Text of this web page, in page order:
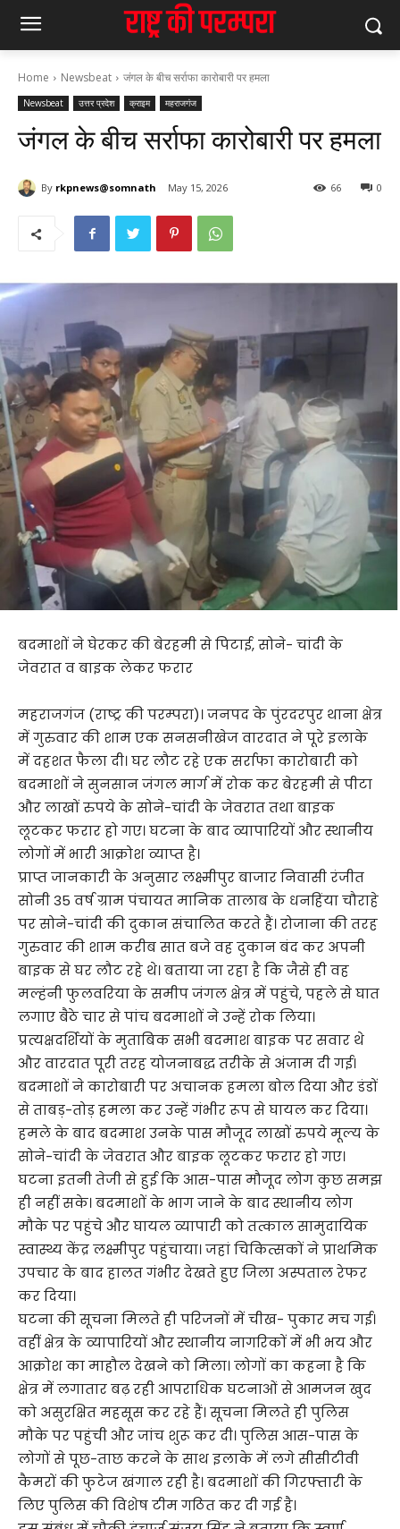
Home Newsbeat जंगल के बीच सर्राफा कारोबारी पर हमला
Newsbeat उत्तर प्रदेश क्राइम महराजगंज
जंगल के बीच सर्राफा कारोबारी पर हमला
By rkpnews@somnath May 15, 2026 0
66
बदमाशों ने घेरकर की बेरहमी से पिटाई, सोने- चांदी के
जेवरात व बाइक लेकर फरार
महराजगंज (राष्ट्र की परम्परा)। जनपद के पुंरदरपुर थाना क्षेत्र
में गुरुवार की शाम एक सनसनीखेज वारदात ने पूरे इलाके
में दहशत फैला दी। घर लौट रहे एक सर्राफा कारोबारी को
बदमाशों ने सुनसान जंगल मार्ग में रोक कर बेरहमी से पीटा
और लाखों रुपये के सोने-चांदी के जेवरात तथा बाइक
लूटकर फरार हो गए। घटना के बाद व्यापारियों और स्थानीय
लोगों में भारी आक्रोश व्याप्त है।
प्राप्त जानकारी के अनुसार लक्ष्मीपुर बाजार निवासी रंजीत
सोनी 35 वर्ष ग्राम पंचायत मानिक तालाब के धनहिंया चौराहे
पर सोने-चांदी की दुकान संचालित करते हैं। रोजाना की तरह
गुरुवार की शाम करीब सात बजे वह दुकान बंद कर अपनी
बाइक से घर लौट रहे थे। बताया जा रहा है कि जैसे ही वह
मल्हंनी फुलवरिया के समीप जंगल क्षेत्र में पहुंचे, पहले से घात
लगाए बैठे चार से पांच बदमाशों ने उन्हें रोक लिया।
प्रत्यक्षदर्शियों के मुताबिक सभी बदमाश बाइक पर सवार थे
और वारदात पूरी तरह योजनाबद्ध तरीके से अंजाम दी गई।
बदमाशों ने कारोबारी पर अचानक हमला बोल दिया और डंडों
से ताबड़-तोड़ हमला कर उन्हें गंभीर रूप से घायल कर दिया।
हमले के बाद बदमाश उनके पास मौजूद लाखों रुपये मूल्य के
सोने-चांदी के जेवरात और बाइक लूटकर फरार हो गए।
घटना इतनी तेजी से हुई कि आस-पास मौजूद लोग कुछ समझ
ही नहीं सके। बदमाशों के भाग जाने के बाद स्थानीय लोग
मौके पर पहुंचे और घायल व्यापारी को तत्काल सामुदायिक
स्वास्थ्य केंद्र लक्ष्मीपुर पहुंचाया। जहां चिकित्सकों ने प्राथमिक
उपचार के बाद हालत गंभीर देखते हुए जिला अस्पताल रेफर
कर दिया।
घटना की सूचना मिलते ही परिजनों में चीख- पुकार मच गई।
वहीं क्षेत्र के व्यापारियों और स्थानीय नागरिकों में भी भय और
आक्रोश का माहौल देखने को मिला। लोगों का कहना है कि
क्षेत्र में लगातार बढ़ रही आपराधिक घटनाओं से आमजन खुद
को असुरक्षित महसूस कर रहे हैं। सूचना मिलते ही पुलिस
मौके पर पहुंची और जांच शुरू कर दी। पुलिस आस-पास के
लोगों से पूछ-ताछ करने के साथ इलाके में लगे सीसीटीवी
कैमरों की फुटेज खंगाल रही है। बदमाशों की गिरफ्तारी के
लिए पुलिस की विशेष टीम गठित कर दी गई है।